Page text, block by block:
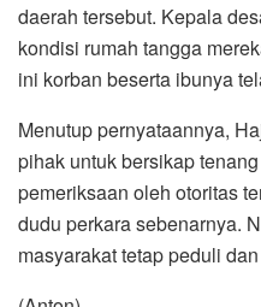
daerah tersebut. Kepala
kondisi rumah tangga
ini korban beserta ibunya
Menutup pernyataannya,
pihak untuk bersikap
pemeriksaan oleh otoritas
dudu perkara sebenarnya.
masyarakat tetap peduli